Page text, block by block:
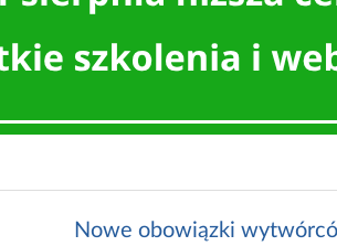
Nowe obowiązki